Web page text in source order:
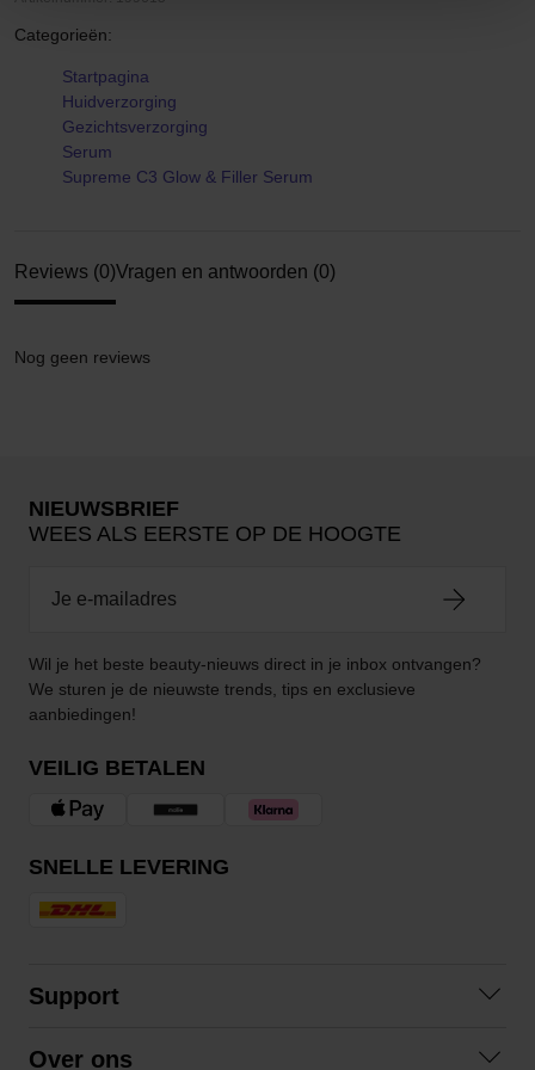
Categorieën:
Startpagina
Huidverzorging
Gezichtsverzorging
Serum
Supreme C3 Glow & Filler Serum
Reviews (0)Vragen en antwoorden (0)
Nog geen reviews
NIEUWSBRIEF
WEES ALS EERSTE OP DE HOOGTE
Wil je het beste beauty-nieuws direct in je inbox ontvangen?
We sturen je de nieuwste trends, tips en exclusieve
aanbiedingen!
VEILIG BETALEN
SNELLE LEVERING
Support
Over ons